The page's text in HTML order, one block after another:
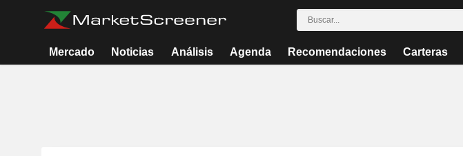
Mercado Noticias Análisis Agenda Recomendaciones Carteras